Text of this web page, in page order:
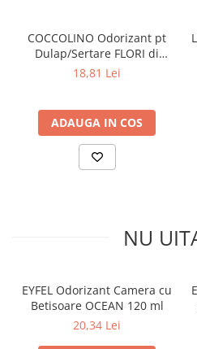
Pentru EA
Pentru EL
Cosmetice Auto
Covoare & Tapiterii
COCCOLINO Odorizant pt
Dulap/Sertare FLORI di
PRIMAVERA 3 buc
18,81 Lei
ADAUGA IN COS
NU
EYFEL Odorizant Camera cu
Betisoare OCEAN 120 ml
20,34 Lei